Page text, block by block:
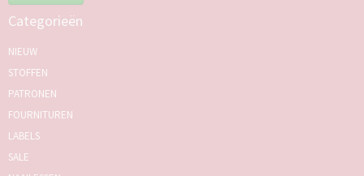
Categorieën
NIEUW
STOFFEN
PATRONEN
FOURNITUREN
LABELS
SALE